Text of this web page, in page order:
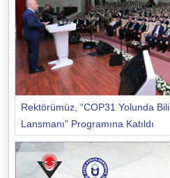
Rektörümüz, “COP31 Yolunda
Lansmanı” Programına Katıldı